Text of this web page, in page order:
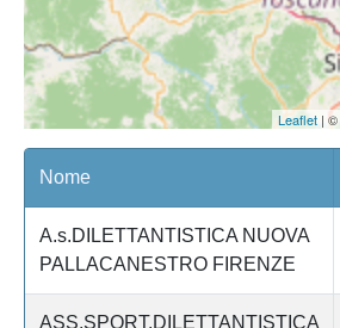
Leaflet| ©
Nome
A.s.DILETTANTISTICA NUOVA
PALLACANESTRO FIRENZE
ASS.SPORT.DILETTANTISTICA